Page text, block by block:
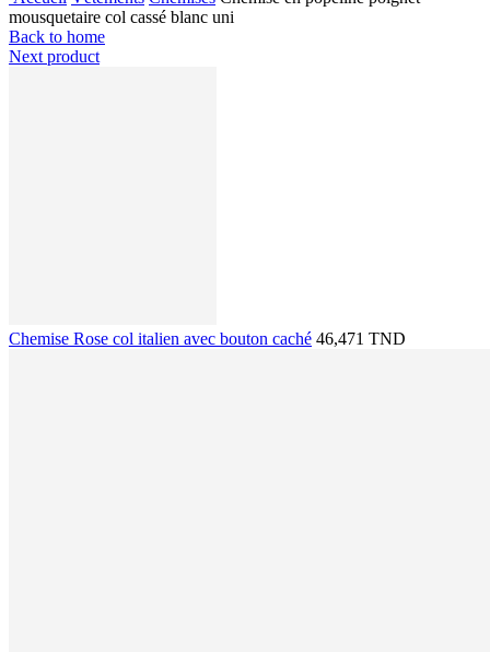
mousquetaire col cassé blanc uni
Back to home
Next product
Chemise Rose col italien avec bouton caché 46,471 TND